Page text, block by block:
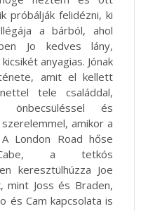
próbálják felidézni, ki
a bárból, ahol
Jo kedves lány,
anyagias. Jónak
amit el kellett
tele családdal,
önbecsüléssel és
amikor a
London Road hőse
a tetkós
keresztülhúzza Joe
mint Joss és Braden,
és Cam kapcsolata is